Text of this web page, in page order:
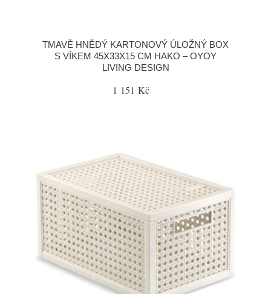
TMAVĚ HNĚDÝ KARTONOVÝ ÚLOŽNÝ BOX
S VÍKEM 45X33X15 CM HAKO – OYOY
LIVING DESIGN
1 151 Kč